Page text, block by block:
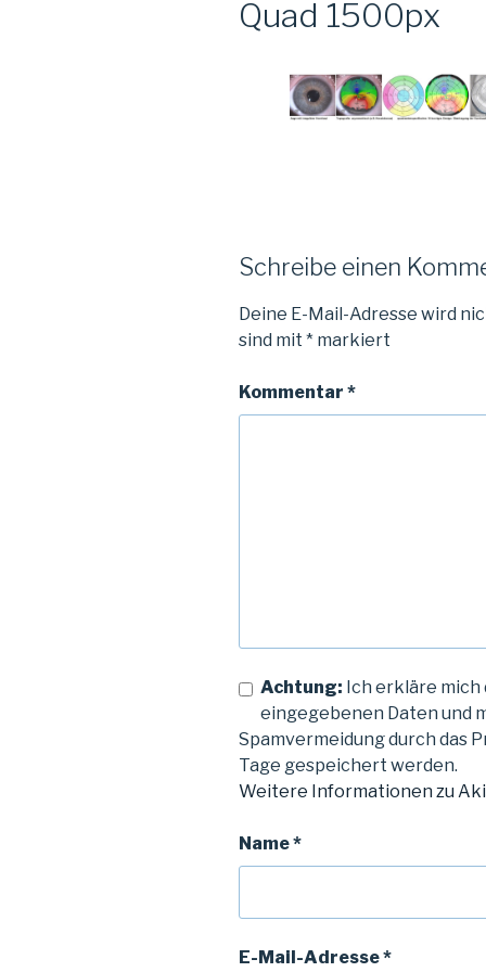
Quad 1500px
Schreibe einen
Deine E-Mail-Adresse wird
sind mit * markiert
Kommentar *
Achtung: Ich erkläre
eingegebenen Daten und
Spamvermeidung durch das
Tage gespeichert werden.
Weitere Informationen zu
Name*
E-Mail-Adresse*